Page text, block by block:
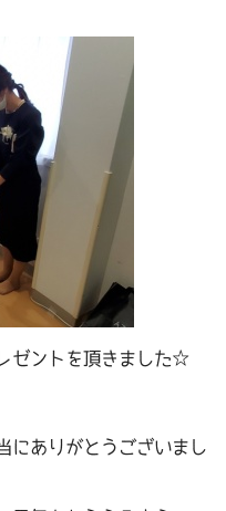
ゼントを頂きました☆
にありがとうございまし